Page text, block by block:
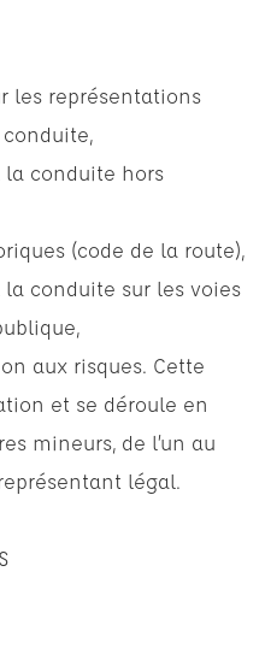
les représentations
la conduite hors
(code de la route),
la conduite sur les voies
aux risques. Cette
et se déroule en
mineurs, de l’un au
légal.